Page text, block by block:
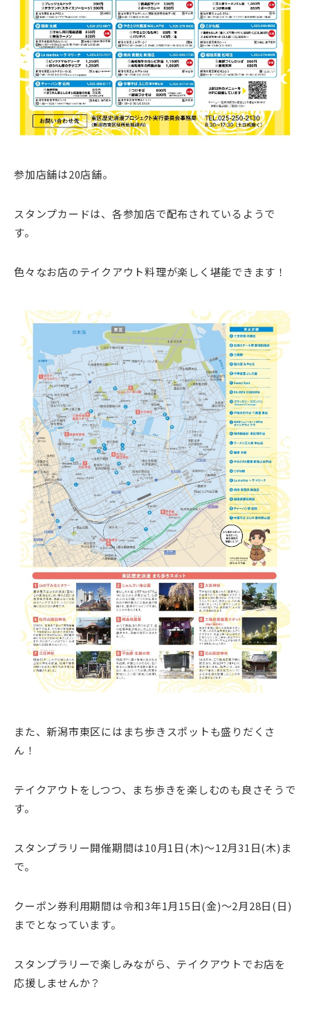
参加店舗は20店舗。
スタンプカードは、各参加店で配布されているようで
す。
色々なお店のテイクアウト料理が楽しく堪能できます！
また、新潟市東区にはまち歩きスポットも盛りだくさ
ん！
テイクアウトをしつつ、まち歩きを楽しむのも良さそうで
す。
スタンプラリー開催期間は10月1日(木)～12月31日(木)ま
で。
クーポン券利用期間は令和3年1月15日(金)～2月28日(日)
までとなっています。
スタンプラリーで楽しみながら、テイクアウトでお店を
応援しませんか？